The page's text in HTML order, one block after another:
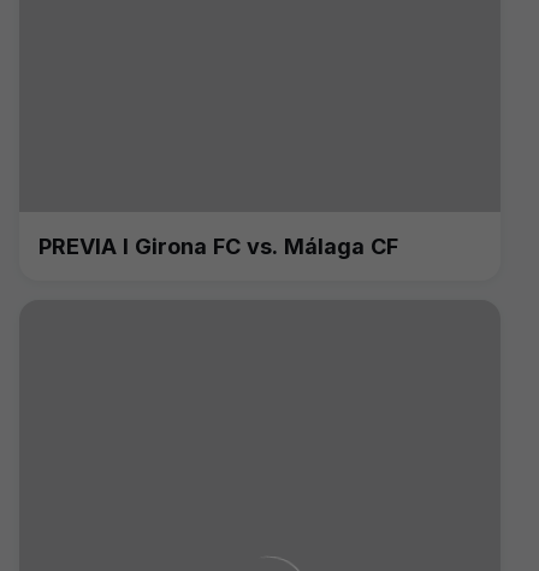
PREVIA I Girona FC vs. Málaga CF